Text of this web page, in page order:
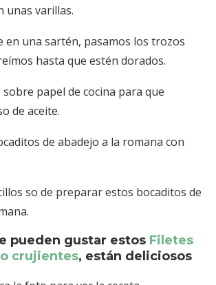
unas varillas.
en una sartén, pasamos los trozos
hasta que estén dorados.
papel de cocina para que
de aceite.
de abadejo a la romana con
so de preparar estos bocaditos de
pueden gustar estosFiletes
crujientes, están deliciosos